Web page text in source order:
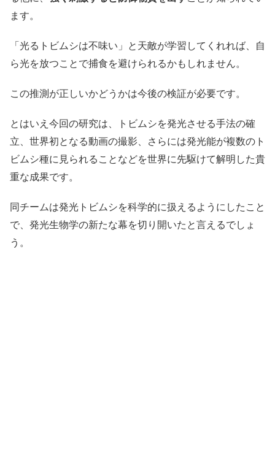
ます。
「光るトビムシは不味い」と天敵が学習してくれれば、自
ら光を放つことで捕食を避けられるかもしれません。
この推測が正しいかどうかは今後の検証が必要です。
とはいえ今回の研究は、トビムシを発光させる手法の確
立、世界初となる動画の撮影、さらには発光能が複数のト
ビムシ種に見られることなどを世界に先駆けて解明した貴
重な成果です。
同チームは発光トビムシを科学的に扱えるようにしたこと
で、発光生物学の新たな幕を切り開いたと言えるでしょ
う。